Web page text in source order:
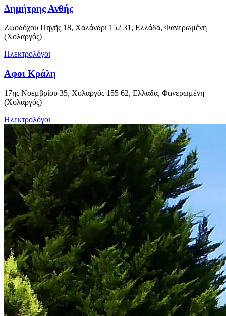
Δημήτρης Ανθής
Ζωοδόχου Πηγῆς 18, Χαλάνδρι 152 31, Ελλάδα, Φανερωμένη
(Χολαργός)
Ηλεκτρολόγοι
Αφοι Κράλη
17ης Νοεμβρίου 35, Χολαργός 155 62, Ελλάδα, Φανερωμένη
(Χολαργός)
Ηλεκτρολόγοι